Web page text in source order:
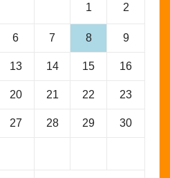
1 2
6 7 8 9
13 14 15 16
20 21 22 23
27 28 29 30